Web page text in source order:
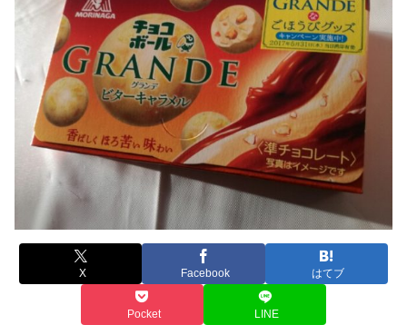
X Facebook はてブ
Pocket LINE